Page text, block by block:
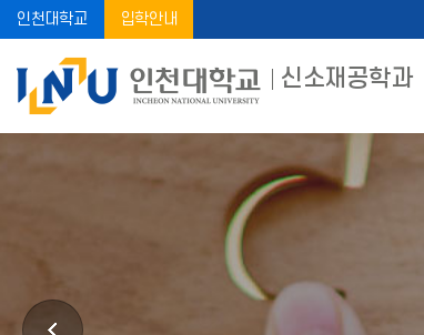
인천대학교 입학안내
신소재공학과